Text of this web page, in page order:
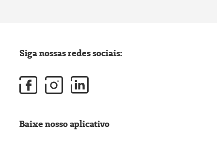
Siga nossas redes sociais:
Baixe nosso aplicativo